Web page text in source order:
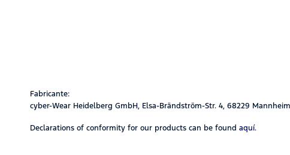
Fabricante:
cyber-Wear Heidelberg GmbH, Elsa-Brändström-Str. 4, 68229
Declarations of conformity for our products can be found aquí.